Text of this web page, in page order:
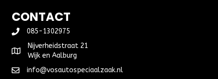
CONTACT
085-1302975
Nijverheidstraat 21
Wijk en Aalburg
info@vosautospeciaalzaak.nl